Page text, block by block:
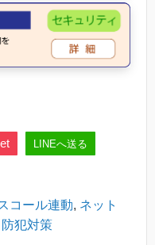
LINEへ送る
コール連動, ネット
防犯対策